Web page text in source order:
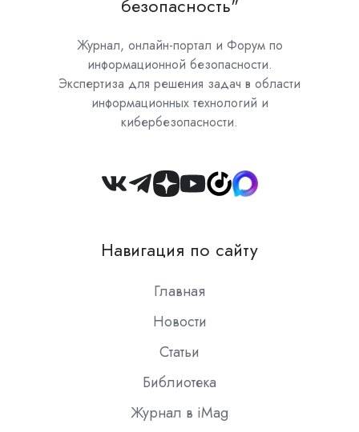
безопасность"
Журнал, онлайн-портал и Форум по
информационной безопасности.
Экспертиза для решения задач в области
информационных технологий и
кибербезопасности.
Join
Slack
Навигация по сайту
Главная
Новости
Статьи
Библиотека
Журнал в iMag